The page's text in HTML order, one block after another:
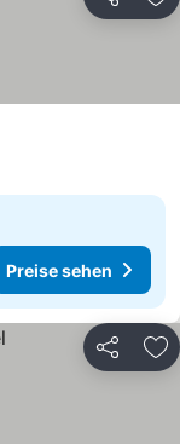
Teilen
Preise sehen
Teilen